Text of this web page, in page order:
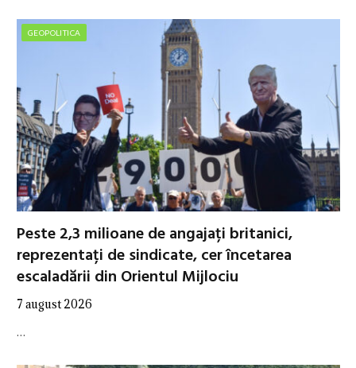
GEOPOLITICA
Peste 2,3 milioane de angajați britanici,
reprezentați de sindicate, cer încetarea
escaladării din Orientul Mijlociu
7 august 2026
…